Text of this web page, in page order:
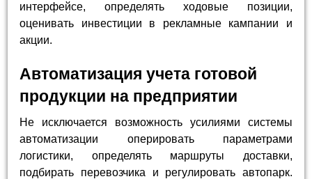
интерфейсе, определять ходовые позиции,
оценивать инвестиции в рекламные кампании и
акции.
Автоматизация учета готовой
продукции на предприятии
Не исключается возможность усилиями системы
автоматизации оперировать параметрами
логистики, определять маршруты доставки,
подбирать перевозчика и регулировать автопарк.